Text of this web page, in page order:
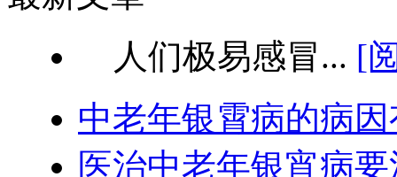
人们极易感冒... [
中老年银霄病的病
医治中老年银宵病